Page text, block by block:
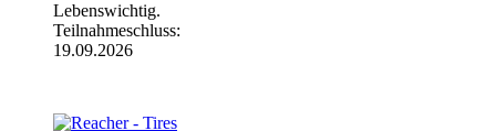
Teilnahmeschluss:
19.09.2026